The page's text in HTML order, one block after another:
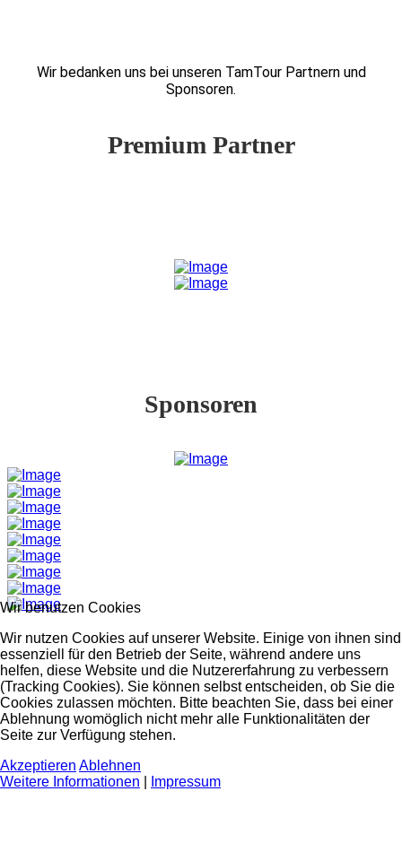
Wir bedanken uns bei unseren TamTour Partnern und
Sponsoren.
Premium Partner
Sponsoren
Wir benutzen Cookies
Wir nutzen Cookies auf unserer Website. Einige von ihnen sind
essenziell für den Betrieb der Seite, während andere uns
helfen, diese Website und die Nutzererfahrung zu verbessern
(Tracking Cookies). Sie können selbst entscheiden, ob Sie die
Cookies zulassen möchten. Bitte beachten Sie, dass bei einer
Ablehnung womöglich nicht mehr alle Funktionalitäten der
Seite zur Verfügung stehen.
Akzeptieren Ablehnen
Weitere Informationen
Impressum